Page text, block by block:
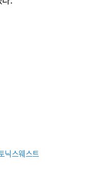
닉스웨스트